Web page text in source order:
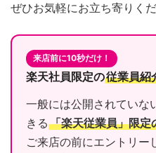
ぜひお気軽にお立ち寄りくだ
来店前に10秒だけ！
楽天社員限定の従業員紹
一般には公開されていな
きる 「楽天従業員」限定
ご来店の前にエントリー